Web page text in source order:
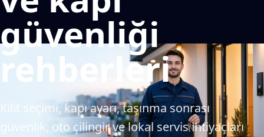
güvenliği
rehberleri
Kilit seçimi, kapı ayarı, taşınma sonrası
güvenlik, oto çilingir ve lokal servis ihtiyaçları